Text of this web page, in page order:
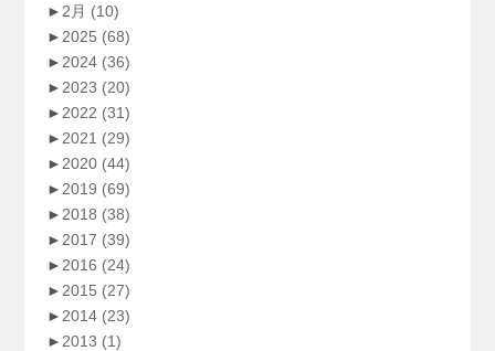
► 2月 (10)
► 2025 (68)
► 2024 (36)
► 2023 (20)
► 2022 (31)
► 2021 (29)
► 2020 (44)
► 2019 (69)
► 2018 (38)
► 2017 (39)
► 2016 (24)
► 2015 (27)
► 2014 (23)
► 2013 (1)